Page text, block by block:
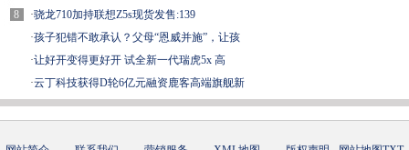
8
·骁龙710加持联想Z5s现货发售:139
·孩子犯错不敢承认？父母“恩威并施”，让孩
·让好开变得更好开 试全新一代瑞虎5x 高
·云丁科技获得D轮6亿元融资鹿客高端旗舰新